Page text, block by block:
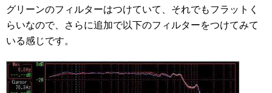
グリーンのフィルターはつけていて、それでもフラットく
らいなので、さらに追加で以下のフィルターをつけてみて
いる感じです。